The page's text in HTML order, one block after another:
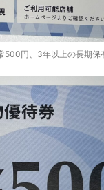
円、3年以上の長期保